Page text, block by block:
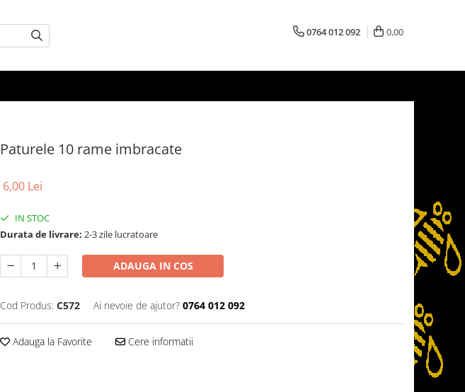
0764 012 092 0,00
Paturele 10 rame imbracate
6,00 Lei
IN STOC
Durata de livrare: 2-3 zile lucratoare
ADAUGA IN COS
Cod Produs: C572 Ai nevoie de ajutor? 0764 012 092
Adauga la Favorite Cere informatii